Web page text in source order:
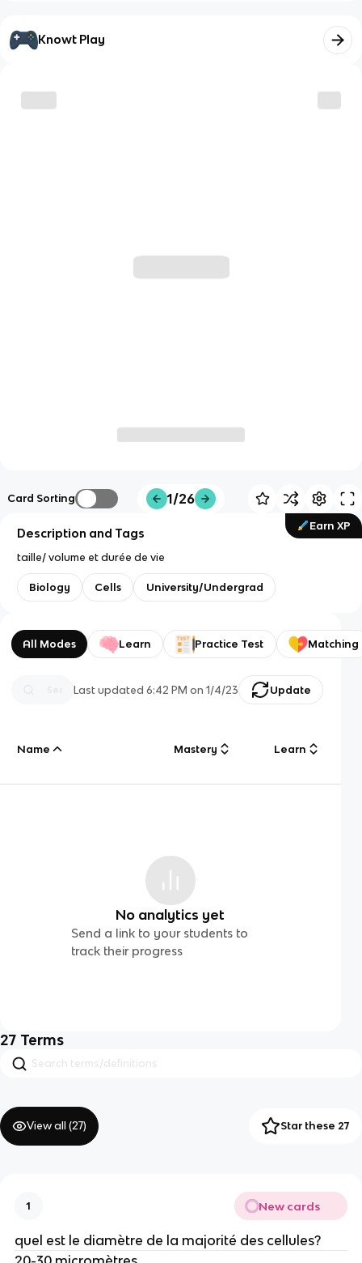
Knowt Play
Card Sorting 1/26
Earn XP
Description and Tags
taille/ volume et durée de vie
Biology Cells University/Undergrad
All Modes Learn Practice Test Matching
Last updated6:42 PM on 1/4/23 Update
Name Mastery Learn
No analytics yet
Send a link to your students to
track their progress
27 Terms
View all (27) Star these 27
1 New cards
quel est le diamètre de la majorité des cellules?